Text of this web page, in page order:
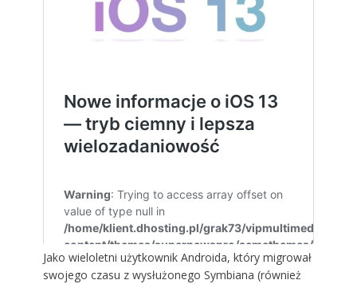
Jako wieloletni użytkownik Androida, który migrował
swojego czasu z wysłużonego Symbiana (również